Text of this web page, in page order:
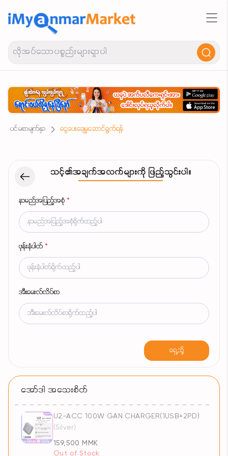
ပင်မစာမျက်နှာ ငွေပေးချေမှုဆောင်ရွက်ရန်
သင့်၏အချက်အလက်များကို ဖြည့်သွင်းပါ။
နာမည်အပြည့်အစုံ *
ဖုန်းနံပါတ် *
အီးမေးလ်လိပ်စာ
ရှေ့သို့
အော်ဒါ အသေးစိတ်
U2-ACC 100W GAN CHARGER(1USB+2PD)
(Silver)
159,500 MMK
Out of Stock